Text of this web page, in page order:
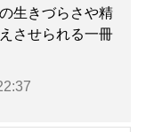
生きづらさや精
させられる一冊